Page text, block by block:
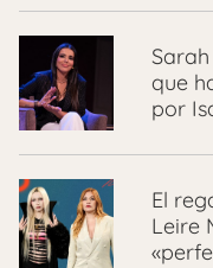
que
por
El
Leire